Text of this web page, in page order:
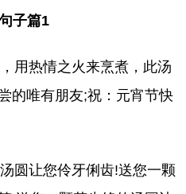
子篇1
用热情之火来烹煮，此汤
的唯有朋友;祝：元宵节快
圆让您伶牙俐齿!送您一颗